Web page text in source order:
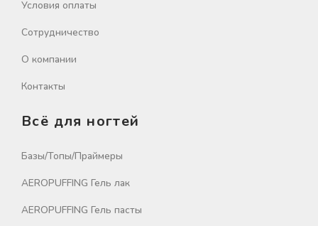
Условия оплаты
Сотрудничество
О компании
Контакты
Всё для ногтей
Базы/Топы/Праймеры
AEROPUFFING Гель лак
AEROPUFFING Гель пасты